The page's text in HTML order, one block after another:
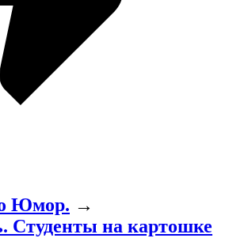
Юмор. →
Студенты на картошке